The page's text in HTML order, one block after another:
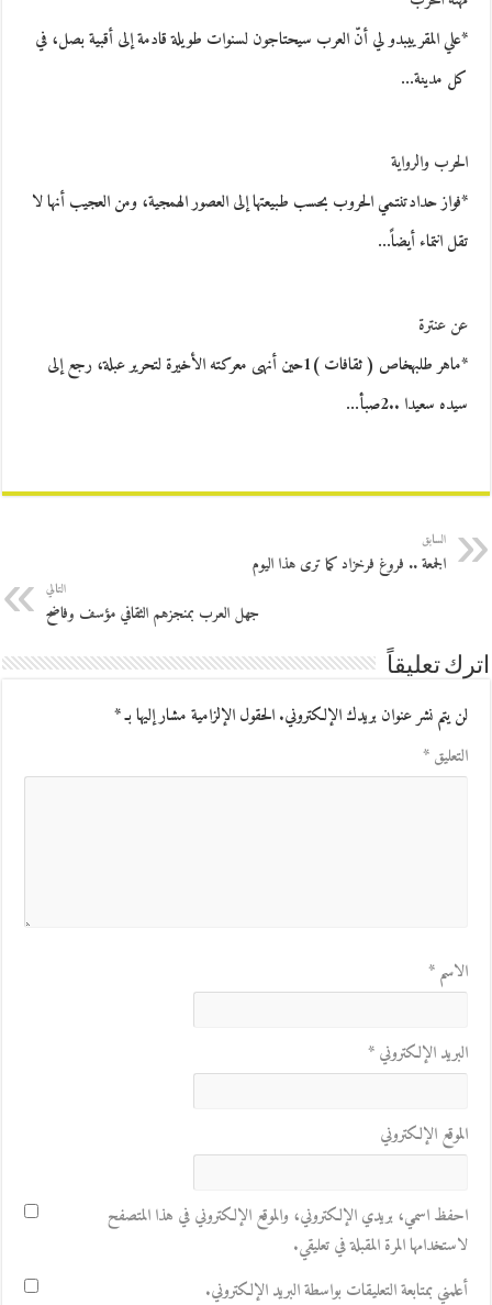
*علي المقرييبدو لي أنّ العرب سيحتاجون لسنوات طويلة قادمة إلى أقبية بصل، في
كل مدينة…
الحرب والرواية
*فواز حدادتنتمي الحروب بحسب طبيعتها إلى العصور الهمجية، ومن العجيب أنها لا
تقل انتماء أيضاً…
عن عنترة
*ماهر طلبهخاص ( ثقافات )1حين أنهى معركته الأخيرة لتحرير عبلة، رجع إلى
سيده سعيدا ..2صبأ…
السابق
الجمعة .. فروغ فرخزاد كما ترى هذا اليوم
التالي
جهل العرب بمنجزهم الثقافي مؤسف وفاضح
اترك تعليقاً
لن يتم نشر عنوان بريدك الإلكتروني.الحقول الإلزامية مشار إليها بـ*
التعليق*
الاسم*
البريد الإلكتروني*
الموقع الإلكتروني
احفظ اسمي، بريدي الإلكتروني، والموقع الإلكتروني في هذا المتصفح
لاستخدامها المرة المقبلة في تعليقي.
أعلمني بمتابعة التعليقات بواسطة البريد الإلكتروني.